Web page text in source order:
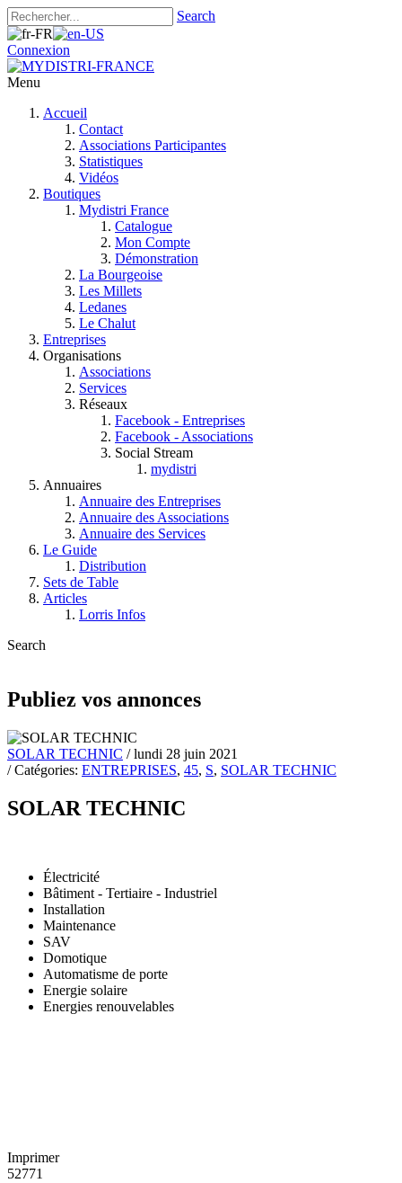
Search
Connexion
Menu
Accueil
Contact
Associations Participantes
Statistiques
Vidéos
Boutiques
Mydistri France
Catalogue
Mon Compte
Démonstration
La Bourgeoise
Les Millets
Ledanes
Le Chalut
Entreprises
Organisations
Associations
Services
Réseaux
Facebook - Entreprises
Facebook - Associations
Social Stream
mydistri
Annuaires
Annuaire des Entreprises
Annuaire des Associations
Annuaire des Services
Le Guide
Distribution
Sets de Table
Articles
Lorris Infos
Search
Publiez vos annonces
SOLAR TECHNIC / lundi 28 juin 2021
/ Catégories: ENTREPRISES, 45, S, SOLAR TECHNIC
SOLAR TECHNIC
Électricité
Bâtiment - Tertiaire - Industriel
Installation
Maintenance
SAV
Domotique
Automatisme de porte
Energie solaire
Energies renouvelables
Imprimer
52771